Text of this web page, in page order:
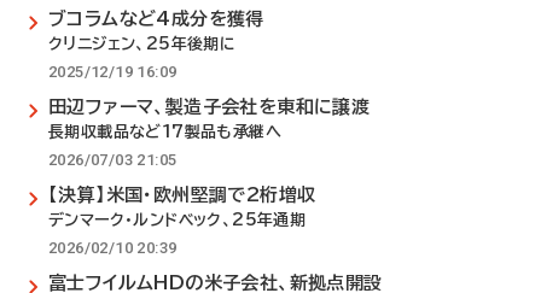
ブコラムなど4成分を獲得
クリニジェン、25年後期に
2025/12/19 16:09
田辺ファーマ、製造子会社を東和に譲渡
長期収載品など17製品も承継へ
2026/07/03 21:05
【決算】米国・欧州堅調で2桁増収
デンマーク・ルンドベック、25年通期
2026/02/10 20:39
富士フイルムHDの米子会社、新拠点開設